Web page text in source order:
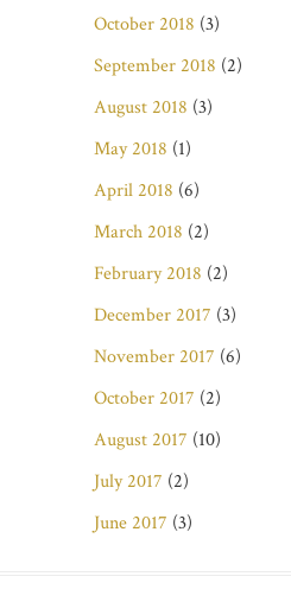
October 2018 (3)
September 2018 (2)
August 2018 (3)
May 2018 (1)
April 2018 (6)
March 2018 (2)
February 2018 (2)
December 2017 (3)
November 2017 (6)
October 2017 (2)
August 2017 (10)
July 2017 (2)
June 2017 (3)